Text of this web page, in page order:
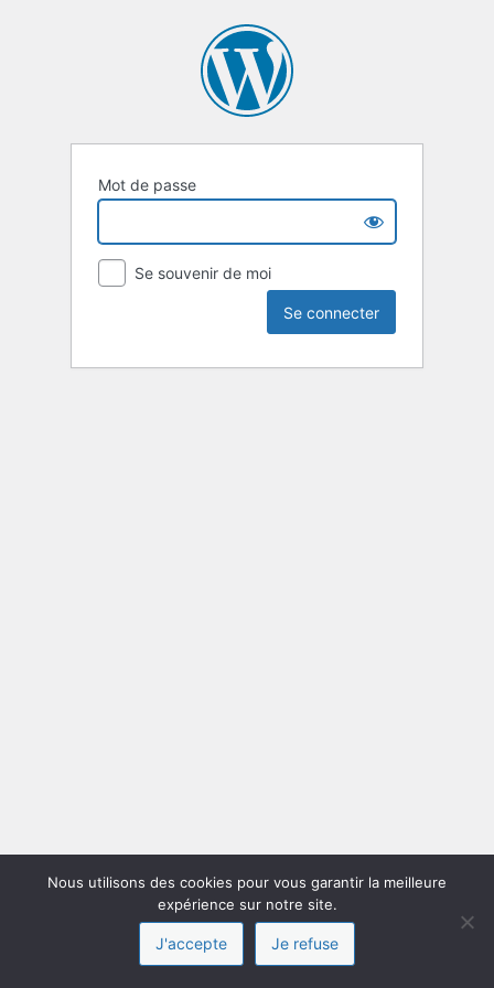
Mot de passe
Se souvenir de moi
Nous utilisons des cookies pour vous garantir la meilleure
expérience sur notre site.
J'accepte Je refuse